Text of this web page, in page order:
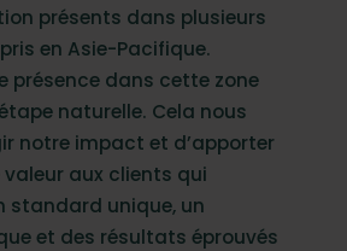
présents dans plusieurs
en Asie-Pacifique.
présence dans cette zone
naturelle. Cela nous
notre impact et d’apporter
aux clients qui
standard unique, un
et des résultats éprouvés